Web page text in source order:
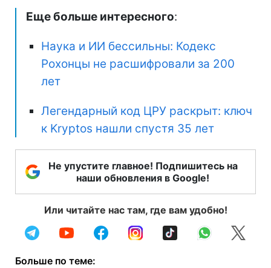
Еще больше интересного:
Наука и ИИ бессильны: Кодекс
Рохонцы не расшифровали за 200
лет
Легендарный код ЦРУ раскрыт: ключ
к Kryptos нашли спустя 35 лет
Не упустите главное! Подпишитесь на
наши обновления в Google!
Или читайте нас там, где вам удобно!
Больше по теме: